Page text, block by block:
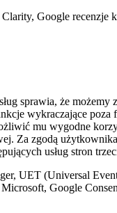
Google recenzje
sprawia, że możemy
wykraczające poza
mu wygodne
Za zgodą
usług stron
UET (Universal
Google